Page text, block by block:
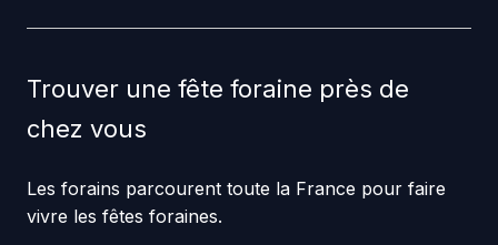
Trouver une fête foraine près de
chez vous
Les forains parcourent toute la France pour faire
vivre les fêtes foraines.